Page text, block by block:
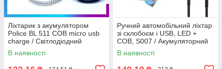
Ліхтарик з акумулятором
Police BL 511 COB micro usb
charge / Світлодіодний
ліхтарик
В наявності
Ручний автомобільний ліхтар
зі склобоєм і USB, LED +
COB, S007 / Акумуляторний
аварійний ліхтар з
повербанком
В наявності